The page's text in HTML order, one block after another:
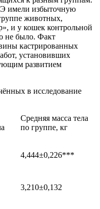
имели избыточную
животных,
и у кошек контрольной
не было. Факт
кастрированных
установивших
развитием
в исследование
Средняя масса тела
по группе, кг
4,444±0,226***
3,210±0,132